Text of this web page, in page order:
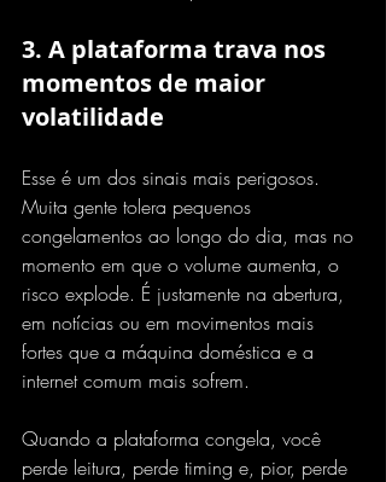
3. A plataforma trava nos
momentos de maior
volatilidade
Esse é um dos sinais mais perigosos.
Muita gente tolera pequenos
congelamentos ao longo do dia, mas no
momento em que o volume aumenta, o
risco explode. É justamente na abertura,
em notícias ou em movimentos mais
fortes que a máquina doméstica e a
internet comum mais sofrem.
Quando a plataforma congela, você
perde leitura, perde timing e, pior, perde